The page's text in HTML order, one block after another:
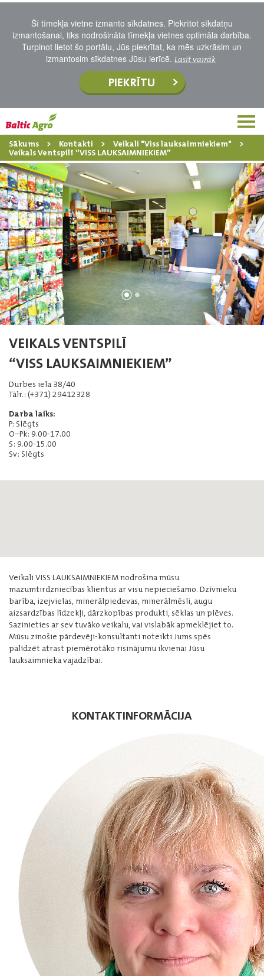
Šī tīmekļa vietne izmanto sīkdatnes. Piekrītot sīkdatņu
izmantošanai, tiks nodrošināta tīmekļa vietnes optimāla darbība.
Turpinot lietot šo portālu, Jūs piekrītat, ka mēs uzkrāsim un
izmantosim sīkdatnes Jūsu ierīcē. Lasīt vairāk
PIEKRĪTU
Sākums Kontakti
Veikali "Viss lauksaimniekiem"
Veikals Ventspilī “VISS LAUKSAIMNIEKIEM”
VEIKALS VENTSPILĪ
“VISS LAUKSAIMNIEKIEM”
Durbes iela 38/40
Tālr.: (+371) 29412328
Darba laiks:
P: Slēgts
O–Pk: 9.00-17.00
S: 9.00-15.00
Sv: Slēgts
Veikali VISS LAUKSAIMNIEKIEM nodrošina mūsu
mazumtirdzniecības klientus ar visu nepieciešamo. Dzīvnieku
barība, izejvielas, minerālpiedevas, minerālmēsli, augu
aizsardzības līdzekļi, dārzkopības produkti, sēklas un plēves.
Sazinieties ar sev tuvāko veikalu, vai vislabāk apmeklējiet to.
Mūsu zinošie pārdevēji-konsultanti noteikti Jums spēs
palīdzēt atrast piemērotāko risinājumu ikvienai Jūsu
lauksaimnieka vajadzībai.
KONTAKTINFORMĀCIJA